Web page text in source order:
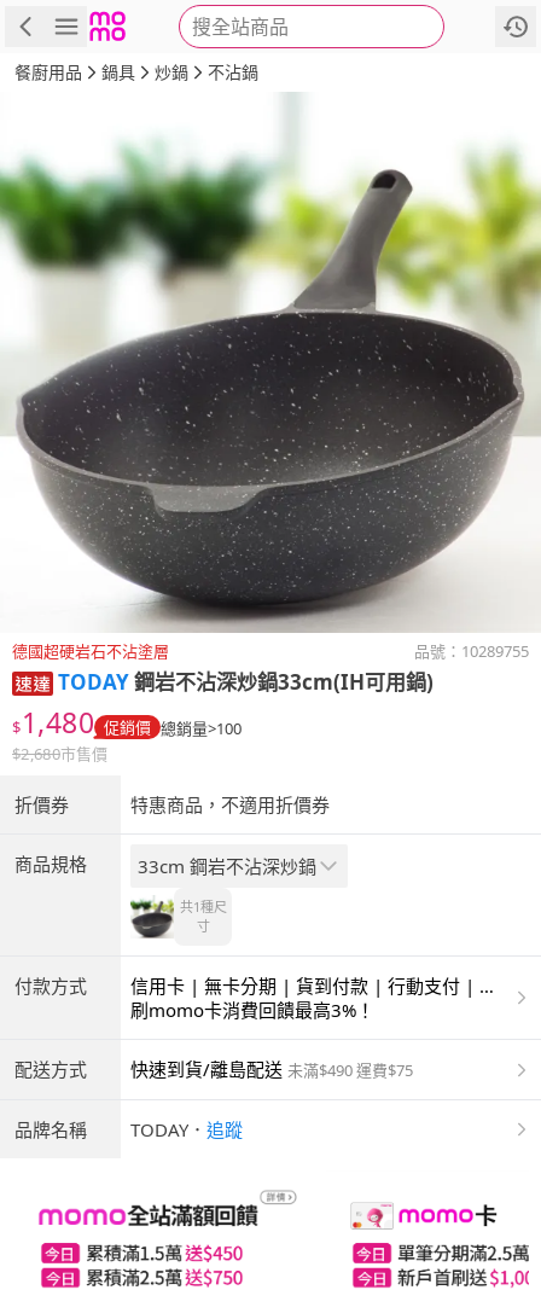
搜全站商品
商品 評價 詳情
餐廚用品 鍋具 炒鍋 不沾鍋
德國超硬岩石不沾塗層 品號： 10289755
TODAY鋼岩不沾深炒鍋33cm(IH可用鍋)
$1,480 促銷價 總銷量>100
$2,680市售價
折價券 特惠商品，不適用折價券
商品規格 33cm 鋼岩不沾深炒鍋
共1種尺
寸
付款方式
信用卡 | 無卡分期 | 貨到付款 | 行動支付 | 超
商付款 | ATM | 銀聯卡
刷momo卡消費回饋最高3%！
配送方式 快速到貨/離島配送 未滿$490 運費$75
品牌名稱 TODAY ． 追蹤